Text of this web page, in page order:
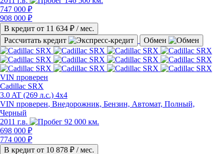
747 000 ₽
908 000 ₽
В кредит от 11 634 ₽ / мес.
Рассчитать кредит
Обмен
VIN проверен
Cadillac SRX
3.0 AT (269 л.с.) 4x4
VIN проверен, Внедорожник, Бензин, Автомат, Полный,
Черный
2011 г.в.
92 000 км.
698 000 ₽
774 000 ₽
В кредит от 10 878 ₽ / мес.